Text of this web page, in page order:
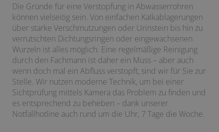
Die Gründe für eine Verstopfung in Abwasserrohren
können vielseitig sein. Von einfachen Kalkablagerungen
über starke Verschmutzungen oder Urinstein bis hin zu
verrutschten Dichtungsringen oder eingewachsenen
Wurzeln ist alles möglich. Eine regelmäßige Reinigung
durch den Fachmann ist daher ein Muss – aber auch
wenn doch mal ein Abfluss verstopft, sind wir für Sie zur
Stelle. Wir nutzen moderne Technik, um bei einer
Sichtprüfung mittels Kamera das Problem zu finden und
es entsprechend zu beheben – dank unserer
Notfallhotline auch rund um die Uhr, 7 Tage die Woche.